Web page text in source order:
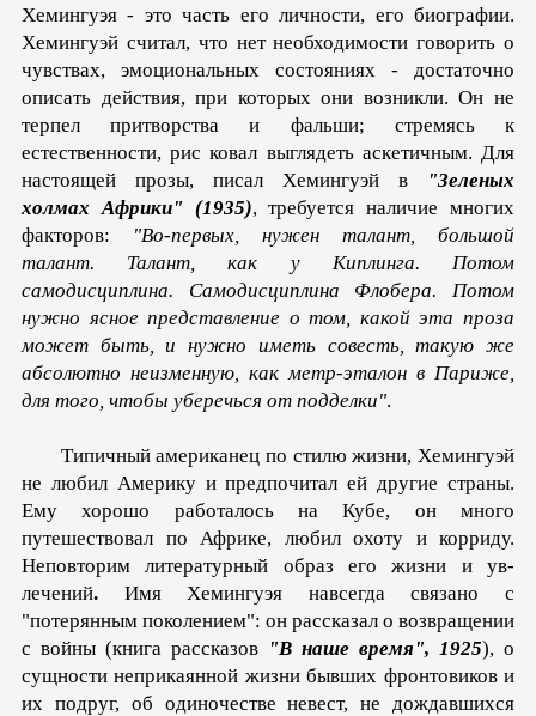
Хемингуэя - это часть его личности, его биографии.
Хемингуэй считал, что нет необхо­димости говорить о
чувствах, эмоциональных состояниях - достаточно
описать действия, при которых они возникли. Он не
терпел притворства и фальши; стремясь к
естественности, рис ковал выглядеть аскетичным. Для
настоящей прозы, писал Хемингуэй в
"Зеленых
холмах Африки" (1935), требуется на­личие многих
факторов: "Во-первых, нужен талант, большой
талант. Талант, как у Киплинга. Потом
самодисциплина. Са­модисциплина Флобера. Потом
нужно ясное представление о том, какой эта проза
может быть, и нужно иметь совесть, та­кую же
абсолютно неизменную, как метр-эталон в Париже,
для того, чтобы уберечься от подделки".
Типичный американец по стилю жизни, Хемингуэй
не любил Америку и предпочитал ей другие страны.
Ему хорошо работа­лось на Кубе, он много
путешествовал по Африке, любил охоту и корриду.
Неповторим литературный образ его жизни и ув­
лечений. Имя Хемингуэя навсегда связано с
"потерянным поколе­нием": он рассказал о возвращении
с войны (книга рассказов "В наше время", 1925), о
сущности неприкаянной жизни бывших фронтовиков и
их подруг, об одиночестве невест, не дождавшихся